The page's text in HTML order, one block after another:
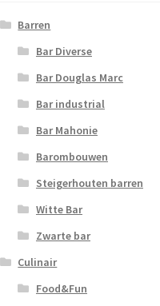
Barren
Bar Diverse
Bar Douglas Marc
Bar industrial
Bar Mahonie
Barombouwen
Steigerhouten barren
Witte Bar
Zwarte bar
Culinair
Food&Fun